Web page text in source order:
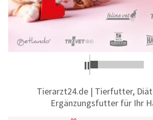
Tierarzt24.de | Tierfutter,
Ergänzungsfutter für Ihr